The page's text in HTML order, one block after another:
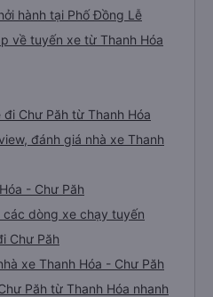
hành tại Phố Đồng Lễ
về tuyến xe từ Thanh Hóa
Chư Păh từ Thanh Hóa
đánh giá nhà xe Thanh
- Chư Păh
các dòng xe chạy tuyến
Chư Păh
xe Thanh Hóa - Chư Păh
Păh từ Thanh Hóa nhanh